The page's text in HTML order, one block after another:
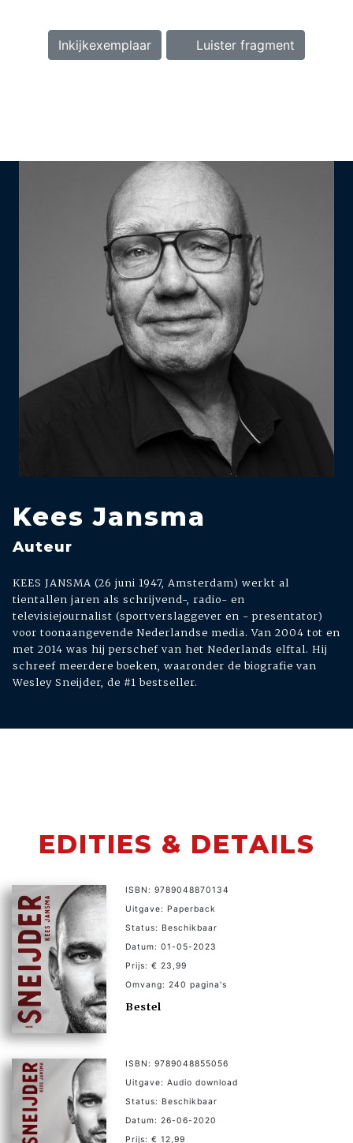
Inkijkexemplaar Luister fragment
Kees Jansma
Auteur
KEES JANSMA (26 juni 1947, Amsterdam) werkt al
tientallen jaren als schrijvend-, radio- en
televisiejournalist (sportverslaggever en - presentator)
voor toonaangevende Nederlandse media. Van 2004 tot en
met 2014 was hij perschef van het Nederlands elftal. Hij
schreef meerdere boeken, waaronder de biografie van
Wesley Sneijder, de #1 bestseller.
EDITIES & DETAILS
ISBN: 9789048870134
Uitgave: Paperback
Status: Beschikbaar
Datum: 01-05-2023
Prijs: € 23,99
Omvang: 240 pagina's
Bestel
ISBN: 9789048855056
Uitgave: Audio download
Status: Beschikbaar
Datum: 26-06-2020
Prijs: € 12,99